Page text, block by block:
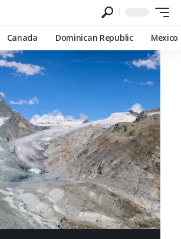
Canada Dominican Republic Mexico